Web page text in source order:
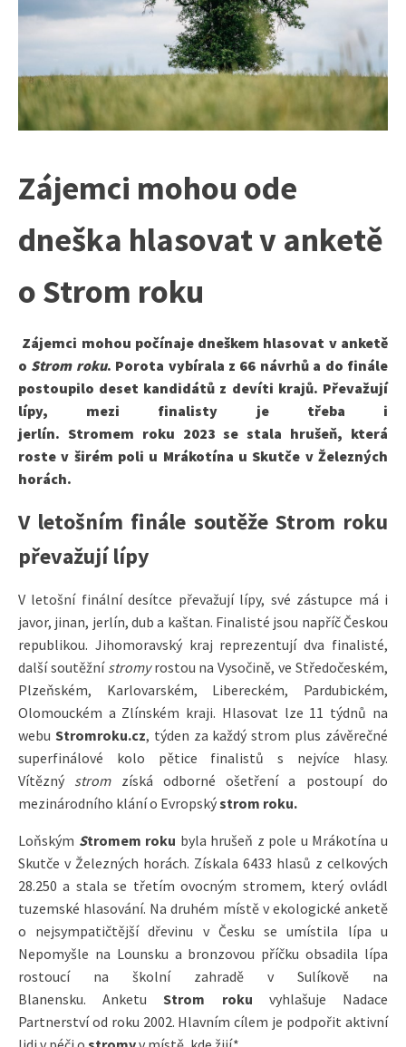
Zájemci mohou ode
dneška hlasovat v anketě
o Strom roku
Zájemci mohou počínaje dneškem hlasovat v anketě
o Strom roku. Porota vybírala z 66 návrhů a do finále
postoupilo deset kandidátů z devíti krajů. Převažují
lípy, mezi finalisty je třeba i
jerlín. Stromem roku 2023 se stala hrušeň, která
roste v širém poli u Mrákotína u Skutče v Železných
horách.
V letošním finále soutěže Strom roku
převažují lípy
V letošní finální desítce převažují lípy, své zástupce má i
javor, jinan, jerlín, dub a kaštan. Finalisté jsou napříč Českou
republikou. Jihomoravský kraj reprezentují dva finalisté,
další soutěžní stromyrostou na Vysočině, ve Středočeském,
Plzeňském, Karlovarském, Libereckém, Pardubickém,
Olomouckém a Zlínském kraji. Hlasovat lze 11 týdnů na
webu Stromroku.cz, týden za každý strom plus závěrečné
superfinálové kolo pětice finalistů s nejvíce hlasy.
Vítězný stromzíská odborné ošetření a postoupí do
mezinárodního klání o Evropskýstrom roku.
Loňským Stromem roku byla hrušeň z pole u Mrákotína u
Skutče v Železných horách. Získala 6433 hlasů z celkových
28.250 a stala se třetím ovocným stromem, který ovládl
tuzemské hlasování. Na druhém místě v ekologické anketě
o nejsympatičtější dřevinu v Česku se umístila lípa u
Nepomyšle na Lounsku a bronzovou příčku obsadila lípa
rostoucí na školní zahradě v Sulíkově na
Blanensku. AnketuStrom roku vyhlašuje Nadace
Partnerství od roku 2002. Hlavním cílem je podpořit aktivní